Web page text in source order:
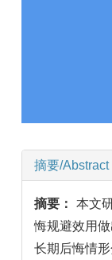
摘要/Abstract
摘要： 本文
悔规避效用
长期后悔情